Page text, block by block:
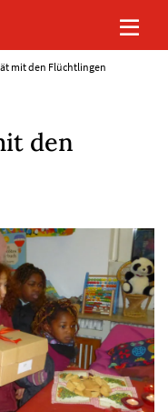
mit den Flüchtlingen
den